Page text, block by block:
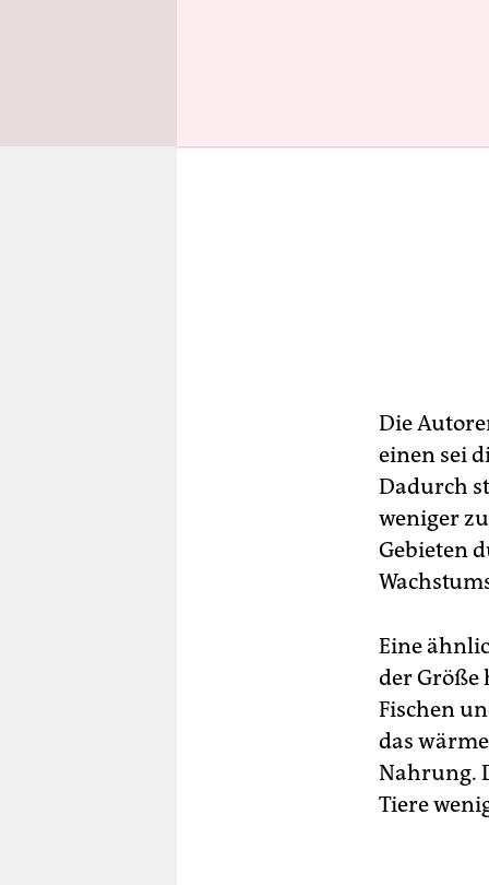
Die
einen sei
Dadurch
weniger
Gebieten
Eine
der Größe
Fischen
das
Nahrung.
Tiere